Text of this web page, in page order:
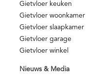
Gietvloer keuken
Gietvloer woonkamer
Gietvloer slaapkamer
Gietvloer garage
Gietvloer winkel
Nieuws & Media